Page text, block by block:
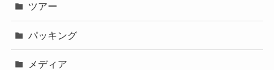
ツアー
パッキング
メディア